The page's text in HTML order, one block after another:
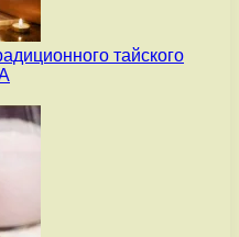
тайского